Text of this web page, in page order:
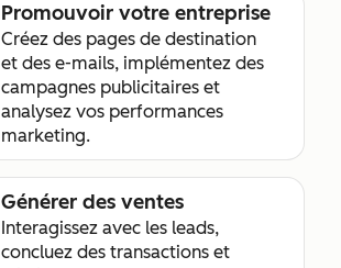
Promouvoir votre entreprise
Créez des pages de destination
et des e-mails, implémentez des
campagnes publicitaires et
analysez vos performances
marketing.
Générer des ventes
Interagissez avec les leads,
concluez des transactions et